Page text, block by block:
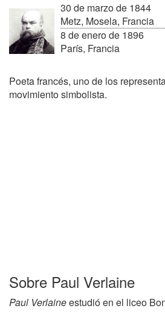
30 de marzo de 1844
Metz, Mosela, Francia
8 de enero de 1896
París, Francia
Poeta francés, uno de los
movimiento simbolista.
Sobre Paul Verlaine
Paul Verlaineestudió en el liceo